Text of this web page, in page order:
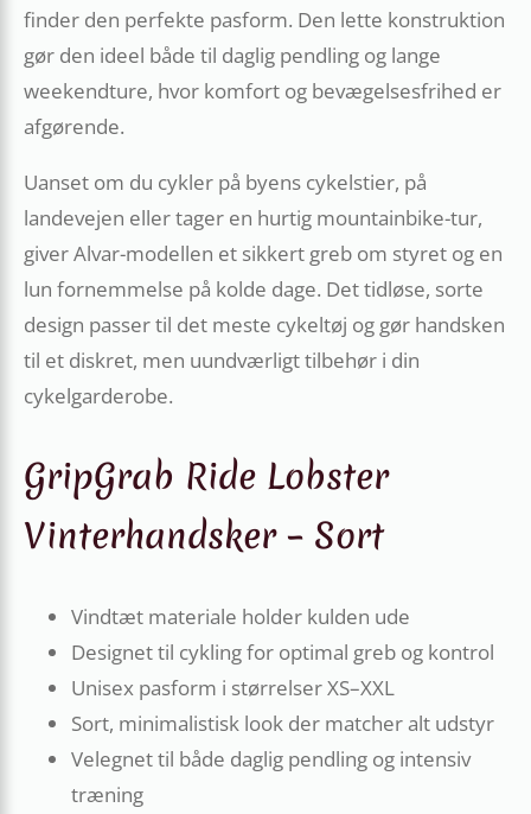
finder den perfekte pasform. Den lette konstruktion
gør den ideel både til daglig pendling og lange
weekendture, hvor komfort og bevægelsesfrihed er
afgørende.
Uanset om du cykler på byens cykelstier, på
landevejen eller tager en hurtig mountainbike-tur,
giver Alvar-modellen et sikkert greb om styret og en
lun fornemmelse på kolde dage. Det tidløse, sorte
design passer til det meste cykeltøj og gør handsken
til et diskret, men uundværligt tilbehør i din
cykelgarderobe.
GripGrab Ride Lobster
Vinterhandsker – Sort
Vindtæt materiale holder kulden ude
Designet til cykling for optimal greb og kontrol
Unisex pasform i størrelser XS–XXL
Sort, minimalistisk look der matcher alt udstyr
Velegnet til både daglig pendling og intensiv
træning